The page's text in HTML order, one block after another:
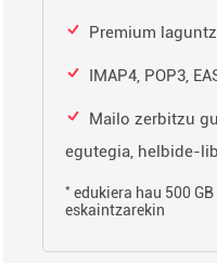
Premium
IMAP4, POP3,
Mailo zerbitzu
egutegia, helbide-
* edukiera hau 500
eskaintzarekin